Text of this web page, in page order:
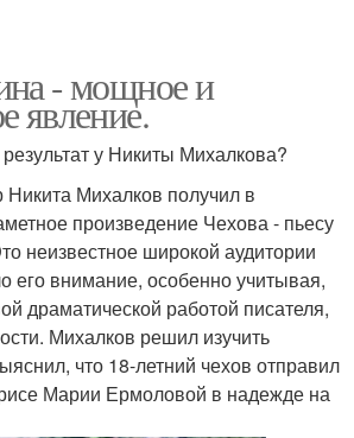
- мощное и
явление.
у Никиты Михалкова?
Михалков получил в
произведение Чехова - пьесу
неизвестное широкой аудитории
его внимание, особенно учитывая,
драматической работой писателя,
Михалков решил изучить
что 18-летний чехов отправил
Марии Ермоловой в надежде на